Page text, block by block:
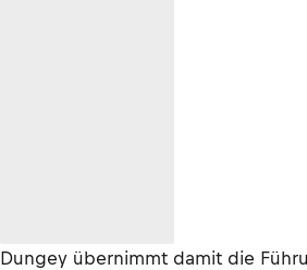
Dungey übernimmt damit die